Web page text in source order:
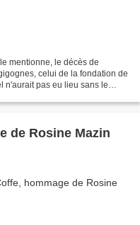
mentionne, le décès de
celui de la fondation de
n'aurait pas eu lieu sans le
de Rosine Mazin